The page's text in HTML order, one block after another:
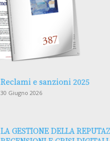
Reclami e sanzioni 2025
30 Giugno 2026
LA GESTIONE DELLA